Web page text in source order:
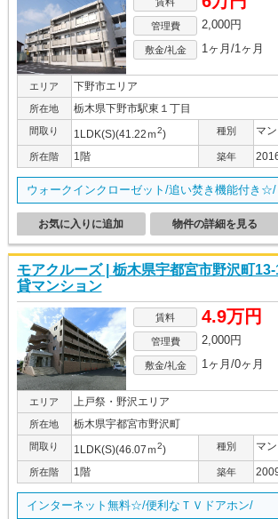
管理費 2,000円
敷金/礼金 1ヶ月/1ヶ月
エリア 下野市エリア
所在地 栃木県下野市駅東１丁目
間取り 1LDK(S)(41.22ｍ2) 種別 マ
所在階 1階 築年
ウォークインクローゼット/追い焚き機能付き☆/
物件の詳細を見る
お気に入りに追加
モアクルーズ | 栃木県宇都宮市野沢町
貸マンション
賃料 4.9万円
管理費 2,000円
敷金/礼金 1ヶ月/0ヶ月
エリア 上戸祭・野沢エリア
所在地 栃木県宇都宮市野沢町
間取り 1LDK(S)(46.07ｍ2) 種別 マ
所在階 1階 築年
インターネット無料☆/便利なＴＶドアホン/